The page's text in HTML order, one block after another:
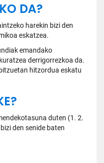
DA?
harekin bizi den
eskatzea.
emandako
derrigorrezkoa da.
hitzordua eskatu
duten (1. 2.
den senide baten